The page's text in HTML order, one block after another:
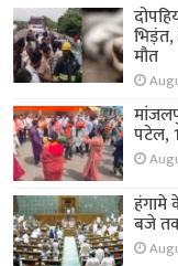
मौत
पटेल,
हंगामे
बजे